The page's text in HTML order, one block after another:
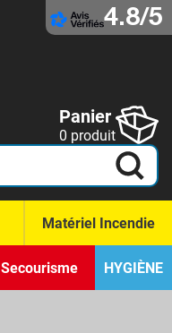
4.8/5
Panier
0 produit
Matériel Incendie
Secourisme HYGIÈNE